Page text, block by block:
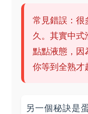
常見錯誤：很
久。其實中式
點點液態，因
你等到全熟才
另一個秘訣是